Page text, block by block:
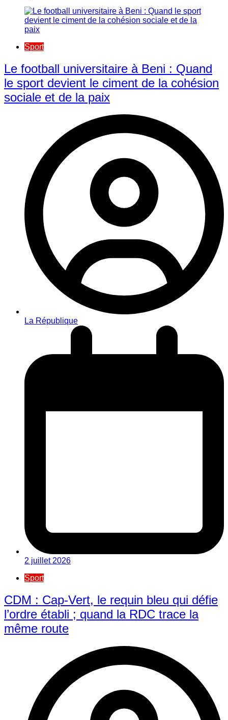
Sport
Le football universitaire à Beni : Quand
le sport devient le ciment de la cohésion
sociale et de la paix
La République
2 juillet 2026
Sport
CDM : Cap-Vert, le requin bleu qui défie
l’ordre établi ; quand la RDC trace la
même route